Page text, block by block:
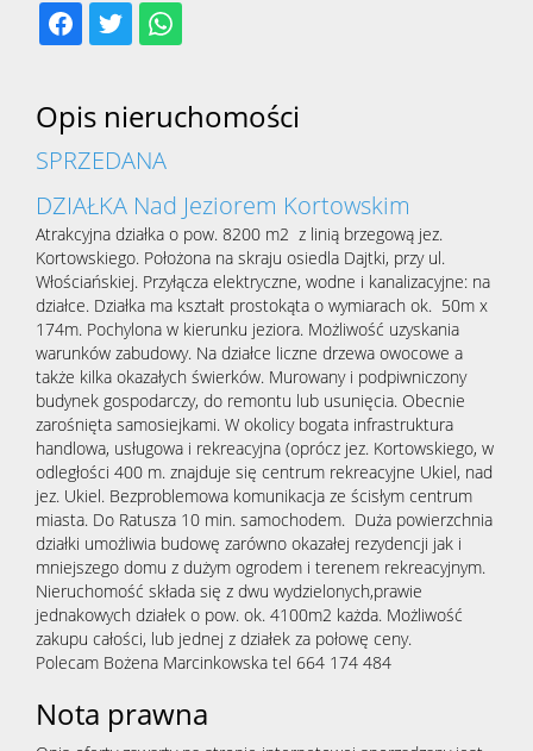
Obiekty
Oferty
Hale
Obiekty
Opis nieruchomości
SPRZEDANA
DZIAŁKA Nad Jeziorem Kortowskim
Atrakcyjna działka o pow. 8200 m2 z linią brzegową jez.
Kortowskiego. Położona na skraju osiedla Dajtki, przy ul.
Włościańskiej. Przyłącza elektryczne, wodne i kanalizacyjne: na
działce. Działka ma kształt prostokąta o wymiarach ok. 50m x
174m. Pochylona w kierunku jeziora. Możliwość uzyskania
warunków zabudowy. Na działce liczne drzewa owocowe a
także kilka okazałych świerków. Murowany i podpiwniczony
budynek gospodarczy, do remontu lub usunięcia. Obecnie
zarośnięta samosiejkami. W okolicy bogata infrastruktura
handlowa, usługowa i rekreacyjna (oprócz jez. Kortowskiego, w
odległości 400 m. znajduje się centrum rekreacyjne Ukiel, nad
jez. Ukiel. Bezproblemowa komunikacja ze ścisłym centrum
miasta. Do Ratusza 10 min. samochodem. Duża powierzchnia
działki umożliwia budowę zarówno okazałej rezydencji jak i
mniejszego domu z dużym ogrodem i terenem rekreacyjnym.
Nieruchomość składa się z dwu wydzielonych,prawie
jednakowych działek o pow. ok. 4100m2 każda. Możliwość
zakupu całości, lub jednej z działek za połowę ceny.
Polecam Bożena Marcinkowska tel 664 174 484
Nota prawna